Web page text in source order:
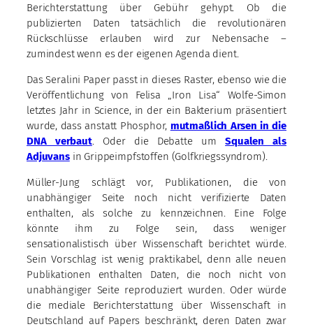
Berichterstattung über Gebühr gehypt. Ob die
publizierten Daten tatsächlich die revolutionären
Rückschlüsse erlauben wird zur Nebensache –
zumindest wenn es der eigenen Agenda dient.
Das Seralini Paper passt in dieses Raster, ebenso wie die
Veröffentlichung von Felisa „Iron Lisa“ Wolfe-Simon
letztes Jahr in Science, in der ein Bakterium präsentiert
wurde, dass anstatt Phosphor, mutmaßlich Arsen in die
DNA verbaut. Oder die Debatte umSqualen als
Adjuvans in Grippeimpfstoffen (Golfkriegssyndrom).
Müller-Jung schlägt vor, Publikationen, die von
unabhängiger Seite noch nicht verifizierte Daten
enthalten, als solche zu kennzeichnen. Eine Folge
könnte ihm zu Folge sein, dass weniger
sensationalistisch über Wissenschaft berichtet würde.
Sein Vorschlag ist wenig praktikabel, denn alle neuen
Publikationen enthalten Daten, die noch nicht von
unabhängiger Seite reproduziert wurden. Oder würde
die mediale Berichterstattung über Wissenschaft in
Deutschland auf Papers beschränkt, deren Daten zwar